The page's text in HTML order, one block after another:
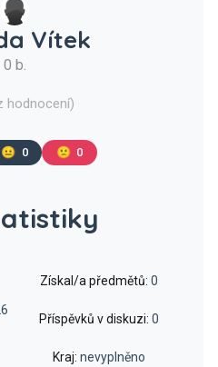
Vítek
0 b.
hodnocení)
😐 0 🙁 0
Získal/a předmětů: 0
Příspěvků v diskuzi: 0
Kraj: nevyplněno